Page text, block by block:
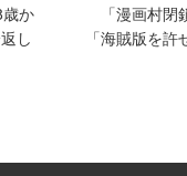
か
し
「漫画村
「海賊版を